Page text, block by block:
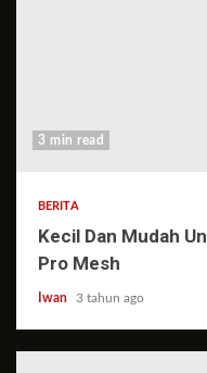
3 min read
BERITA
Kecil Dan Mudah
Pro Mesh
Iwan 3 tahun ago